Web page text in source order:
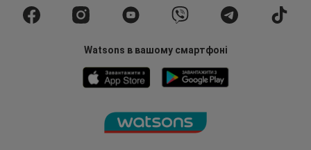
Watsons в вашому смартфоні